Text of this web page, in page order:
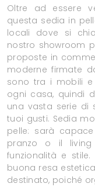
Oltre ad essere
questa sedia in
locali dove si
nostro showroom
proposte in
moderne firmate
sono tra i mobili e
ogni casa, quindi
una vasta serie di
tuoi gusti. Sedia
pelle: sarà
pranzo o il
funzionalità e
buona resa
destinato, poiché